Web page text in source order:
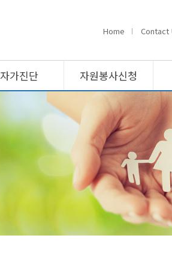
Home Contact
자가진단 자원봉사신청